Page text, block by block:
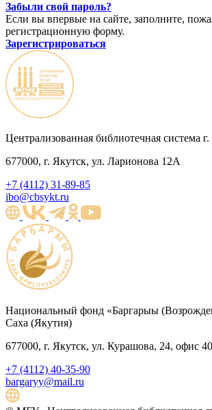
Забыли свой пароль?
Если вы впервые на сайте, заполните,
регистрационную форму.
Зарегистрироваться
Централизованная библиотечная система
677000, г. Якутск, ул. Ларионова 12А
+7 (4112) 31-89-85
ibo@cbsykt.ru
Национальный фонд «Баргарыы
Саха (Якутия)
677000, г. Якутск, ул. Курашова, 24, офис
+7 (4112) 40-35-90
bargaryy@mail.ru